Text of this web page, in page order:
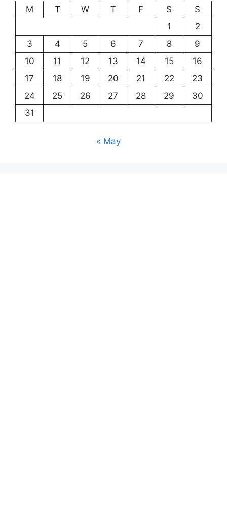
M
T W T F S
S
1
2
3
4 5 6 7 8
9
10
11 12 13 14 15
16
17
18 19 20 21 22
23
24
25 26 27 28 29
30
31
« May